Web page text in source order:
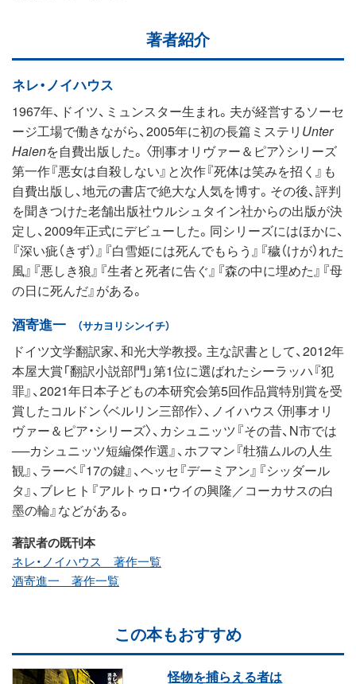
著者紹介
ネレ・ノイハウス
1967年、ドイツ、ミュンスター生まれ。夫が経営するソーセ
ージ工場で働きながら、2005年に初の長篇ミステリ Unter
Haienを自費出版した。〈刑事オリヴァー＆ピア〉シリーズ
第一作『悪女は自殺しない』と次作『死体は笑みを招く』も
自費出版し、地元の書店で絶大な人気を博す。その後、評判
を聞きつけた老舗出版社ウルシュタイン社からの出版が決
定し、2009年正式にデビューした。同シリーズにはほかに、
『深い疵（きず）』『白雪姫には死んでもらう』『穢（けが）れた
風』『悪しき狼』『生者と死者に告ぐ』『森の中に埋めた』『母
の日に死んだ』がある。
酒寄進一 （サカヨリシンイチ）
ドイツ文学翻訳家、和光大学教授。主な訳書として、2012年
本屋大賞「翻訳小説部門」第1位に選ばれたシーラッハ『犯
罪』、2021年日本子どもの本研究会第5回作品賞特別賞を受
賞したコルドン〈ベルリン三部作〉、ノイハウス〈刑事オリ
ヴァー＆ピア・シリーズ〉、カシュニッツ『その昔、N市では
──カシュニッツ短編傑作選』、ホフマン『牡猫ムルの人生
観』、ラーベ『17の鍵』、ヘッセ『デーミアン』『シッダール
タ』、ブレヒト『アルトゥロ・ウイの興隆／コーカサスの白
墨の輪』などがある。
著訳者の既刊本
ネレ・ノイハウス 著作一覧
酒寄進一 著作一覧
この本もおすすめ
怪物を捕らえる者は